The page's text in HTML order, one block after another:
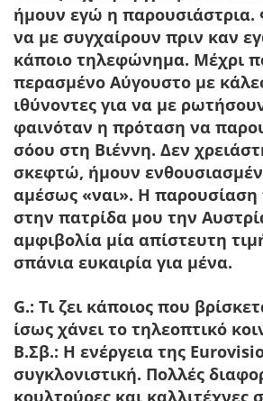
ήμουν εγώ η παρουσιάστρια.
να με συγχαίρουν πριν καν
κάποιο τηλεφώνημα. Μέχρι
περασμένο Αύγουστο με
ιθύνοντες για να με
φαινόταν η πρόταση να
σόου στη Βιέννη. Δεν
σκεφτώ, ήμουν
αμέσως «ναι». Η παρουσίαση
στην πατρίδα μου την
αμφιβολία μία απίστευτη
σπάνια ευκαιρία για μένα.
G.: Τι ζει κάποιος που
ίσως χάνει το τηλεοπτικό
Β.Σβ.: Η ενέργεια της
συγκλονιστική. Πολλές
κουλτούρες και καλλιτέχνες